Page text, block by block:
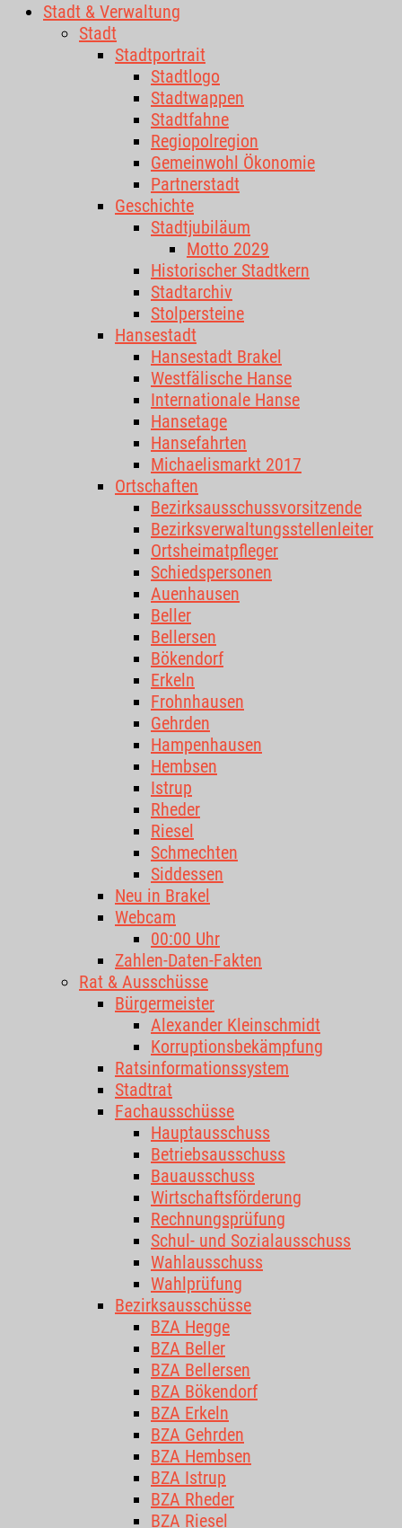
Stadt & Verwaltung
Stadt
Stadtportrait
Stadtlogo
Stadtwappen
Stadtfahne
Regiopolregion
Gemeinwohl Ökonomie
Partnerstadt
Geschichte
Stadtjubiläum
Motto 2029
Historischer Stadtkern
Stadtarchiv
Stolpersteine
Hansestadt
Hansestadt Brakel
Westfälische Hanse
Internationale Hanse
Hansetage
Hansefahrten
Michaelismarkt 2017
Ortschaften
Bezirksausschussvorsitzende
Bezirksverwaltungsstellenleiter
Ortsheimatpfleger
Schiedspersonen
Auenhausen
Beller
Bellersen
Bökendorf
Erkeln
Frohnhausen
Gehrden
Hampenhausen
Hembsen
Istrup
Rheder
Riesel
Schmechten
Siddessen
Neu in Brakel
Webcam
00:00 Uhr
Zahlen-Daten-Fakten
Rat & Ausschüsse
Bürgermeister
Alexander Kleinschmidt
Korruptionsbekämpfung
Ratsinformationssystem
Stadtrat
Fachausschüsse
Hauptausschuss
Betriebsausschuss
Bauausschuss
Wirtschaftsförderung
Rechnungsprüfung
Schul- und Sozialausschuss
Wahlausschuss
Wahlprüfung
Bezirksausschüsse
BZA Hegge
BZA Beller
BZA Bellersen
BZA Bökendorf
BZA Erkeln
BZA Gehrden
BZA Hembsen
BZA Istrup
BZA Rheder
BZA Riesel